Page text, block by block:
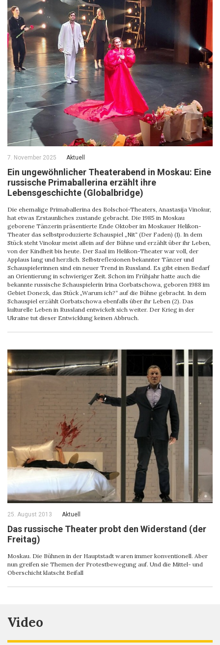
7. November 2025 Aktuell
Ein ungewöhnlicher Theaterabend in Moskau: Eine
russische Primaballerina erzählt ihre
Lebensgeschichte (Globalbridge)
Die ehemalige Primaballerina des Bolschoi-Theaters, Anastasija Vinokur,
hat etwas Erstaunliches zustande gebracht. Die 1985 in Moskau
geborene Tänzerin präsentierte Ende Oktober im Moskauer Helikon-
Theater das selbstproduzierte Schauspiel „Nit“ (Der Faden) (1). In dem
Stück steht Vinokur meist allein auf der Bühne und erzählt über ihr Leben,
von der Kindheit bis heute. Der Saal im Helikon-Theater war voll, der
Applaus lang und herzlich. Selbstreflexionen bekannter Tänzer und
Schauspielerinnen sind ein neuer Trend in Russland. Es gibt einen Bedarf
an Orientierung in schwieriger Zeit. Schon im Frühjahr hatte auch die
bekannte russische Schauspielerin Irina Gorbatschowa, geboren 1988 im
Gebiet Donezk, das Stück „Warum ich?“ auf die Bühne gebracht. In dem
Schauspiel erzählt Gorbatschowa ebenfalls über ihr Leben (2). Das
kulturelle Leben in Russland entwickelt sich weiter. Der Krieg in der
Ukraine tut dieser Entwicklung keinen Abbruch.
25. August 2013 Aktuell
Das russische Theater probt den Widerstand (der
Freitag)
Moskau. Die Bühnen in der Hauptstadt waren immer konventionell. Aber
nun greifen sie Themen der Protestbewegung auf. Und die Mittel- und
Oberschicht klatscht Beifall
Video